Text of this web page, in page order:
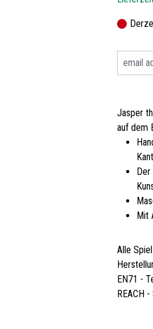
Jasper
auf dem
Mit
Alle
EN71 -
REACH -